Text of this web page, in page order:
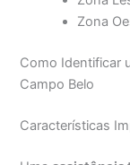
Zona
Como Identificar
Campo Belo
Características